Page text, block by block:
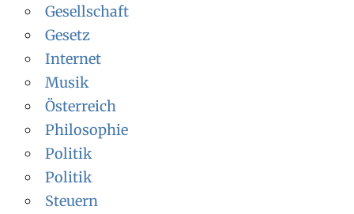
Gesellschaft
Gesetz
Internet
Musik
Österreich
Philosophie
Politik
Politik
Steuern